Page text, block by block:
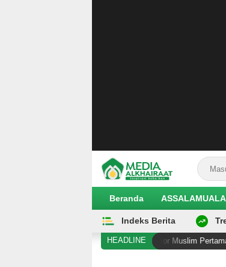
Beranda
EKOBIS
Indeks Berita
HEADLINE
Cetak Sejarah sebagai Senator Muslim Pertama AS